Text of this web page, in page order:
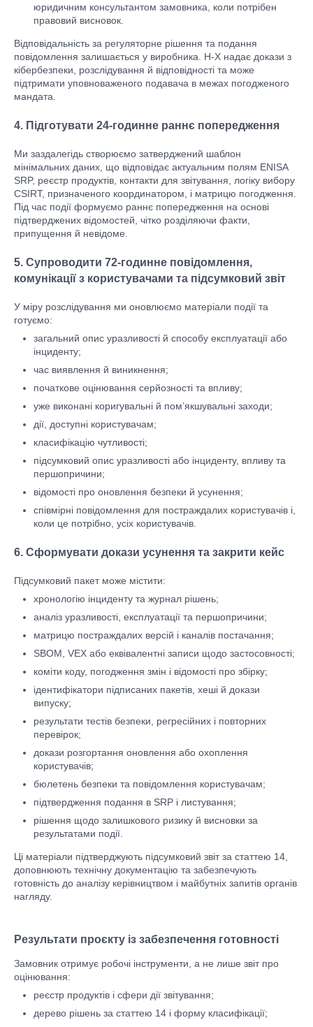
юридичним консультантом замовника, коли потрібен
правовий висновок.
Відповідальність за регуляторне рішення та подання
повідомлення залишається у виробника. H-X надає докази з
кібербезпеки, розслідування й відповідності та може
підтримати уповноваженого подавача в межах погодженого
мандата.
4. Підготувати 24-годинне раннє попередження
Ми заздалегідь створюємо затверджений шаблон
мінімальних даних, що відповідає актуальним полям ENISA
SRP, реєстр продуктів, контакти для звітування, логіку вибору
CSIRT, призначеного координатором, і матрицю погодження.
Під час події формуємо раннє попередження на основі
підтверджених відомостей, чітко розділяючи факти,
припущення й невідоме.
5. Супроводити 72-годинне повідомлення,
комунікації з користувачами та підсумковий звіт
У міру розслідування ми оновлюємо матеріали події та
готуємо:
загальний опис уразливості й способу експлуатації або
інциденту;
час виявлення й виникнення;
початкове оцінювання серйозності та впливу;
уже виконані коригувальні й пом’якшувальні заходи;
дії, доступні користувачам;
класифікацію чутливості;
підсумковий опис уразливості або інциденту, впливу та
першопричини;
відомості про оновлення безпеки й усунення;
співмірні повідомлення для постраждалих користувачів і,
коли це потрібно, усіх користувачів.
6. Сформувати докази усунення та закрити кейс
Підсумковий пакет може містити:
хронологію інциденту та журнал рішень;
аналіз уразливості, експлуатації та першопричини;
матрицю постраждалих версій і каналів постачання;
SBOM, VEX або еквівалентні записи щодо застосовності;
коміти коду, погодження змін і відомості про збірку;
ідентифікатори підписаних пакетів, хеші й докази
випуску;
результати тестів безпеки, регресійних і повторних
перевірок;
докази розгортання оновлення або охоплення
користувачів;
бюлетень безпеки та повідомлення користувачам;
підтвердження подання в SRP і листування;
рішення щодо залишкового ризику й висновки за
результатами події.
Ці матеріали підтверджують підсумковий звіт за статтею 14,
доповнюють технічну документацію та забезпечують
готовність до аналізу керівництвом і майбутніх запитів органів
нагляду.
Результати проєкту із забезпечення готовності
Замовник отримує робочі інструменти, а не лише звіт про
оцінювання:
реєстр продуктів і сфери дії звітування;
дерево рішень за статтею 14 і форму класифікації;